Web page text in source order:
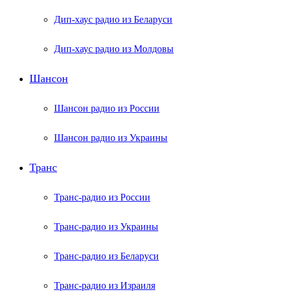
Дип-хаус радио из Беларуси
Дип-хаус радио из Молдовы
Шансон
Шансон радио из России
Шансон радио из Украины
Транс
Транс-радио из России
Транс-радио из Украины
Транс-радио из Беларуси
Транс-радио из Израиля